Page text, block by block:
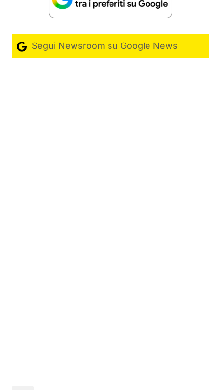
Segui Newsroom su Google News